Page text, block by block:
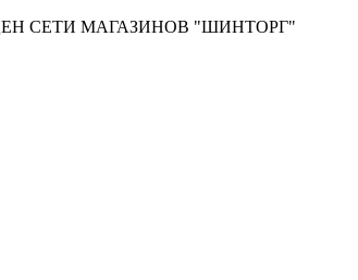
СЕТИ МАГАЗИНОВ "ШИНТОРГ"